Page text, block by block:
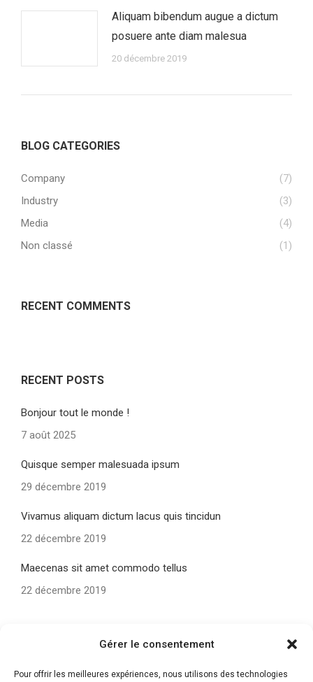
Gérer le consentement
Pour offrir les meilleures expériences, nous utilisons des technologies
Aliquam bibendum augue a dictum
posuere ante diam malesua
20 décembre 2019
BLOG CATEGORIES
Company
(7)
Industry
(3)
Media
(4)
Non classé
(1)
RECENT COMMENTS
RECENT POSTS
Bonjour tout le monde !
7 août 2025
Quisque semper malesuada ipsum
29 décembre 2019
Vivamus aliquam dictum lacus quis tincidun
22 décembre 2019
Maecenas sit amet commodo tellus
22 décembre 2019